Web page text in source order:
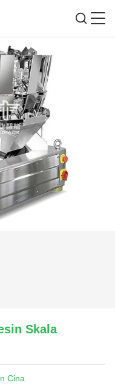
Skala
Cina